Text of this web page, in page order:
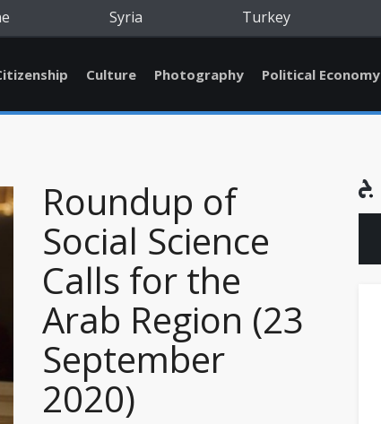
Syria Turkey
Culture Photography Political Economy
Roundup of
Social Science
Calls for the
Arab Region (23
September
2020)